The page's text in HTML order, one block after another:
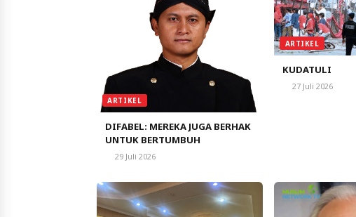
ARTIKEL
DIFABEL: MEREKA JUGA BERHAK
UNTUK BERTUMBUH
29 Juli 2026
ARTIKEL
KUDATULI
27 Juli 2026